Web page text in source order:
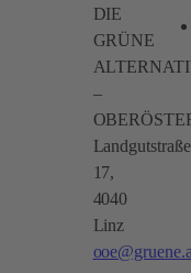
DIE
GRÜNE
–
Landgutstraße
17,
4040
Linz